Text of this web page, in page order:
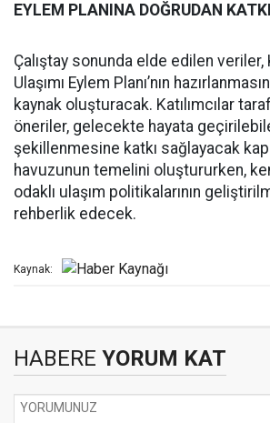
EYLEM PLANINA DOĞRUDAN
Çalıştay sonunda elde edilen veriler,
Ulaşımı Eylem Planı’nın
kaynak oluşturacak. Katılımcılar
öneriler, gelecekte hayata
şekillenmesine katkı sağlayacak
havuzunun temelini oluştururken,
odaklı ulaşım politikalarının
rehberlik edecek.
Kaynak:
HABERE YORUM KAT